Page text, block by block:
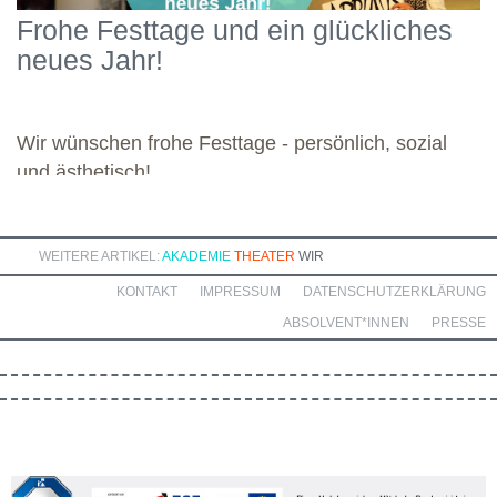
Schwerpunkten und legte damit einen starken Grundstein für die
kommenden Module. Günther wünscht allen weiteren
Dozierenden viel Freude bei ihren Modulen sowie eine ebenso
Frohe Festtage und ein glückliches
neues Jahr!
Wir wünschen frohe Festtage - persönlich, sozial
und ästhetisch!
WEITERE ARTIKEL: AKADEMIE THEATER WIR
DATENSCHUTZERKLÄRUNG
IMPRESSUM
KONTAKT
PRESSE
ABSOLVENT*INNEN